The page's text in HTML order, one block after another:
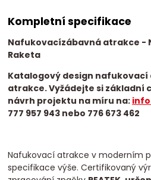
Kompletní specifikace
Nafukovacízábavná atrakce -
Raketa
Katalogový design
atrakce. Vyžádejte si základní
návrh projektu na míru na:
777 957 943 nebo 776 673 462
Nafukovací atrakce v moderním
specifikace výše. Certifikovaný